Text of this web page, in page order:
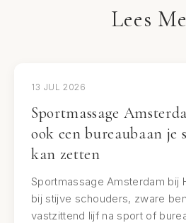
Lees
13 JUL 2026
Sportmassage
ook een bureaubaan je
kan zetten
Sportmassage Amsterdam bij
bij stijve schouders, zware
vastzittend lijf na sport of